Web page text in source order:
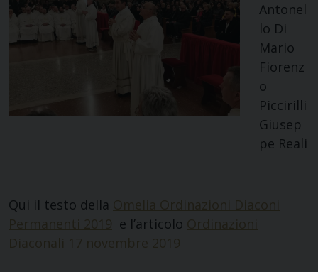
Antonel
lo Di
Mario
Fiorenz
o
Piccirilli
Giusep
pe Reali
Qui il testo della Omelia Ordinazioni Diaconi
Permanenti 2019 e l’articolo Ordinazioni
Diaconali 17 novembre 2019